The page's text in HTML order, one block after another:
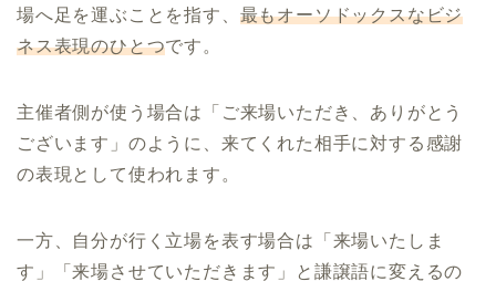
場へ足を運ぶことを指す、 最もオーソドックスなビジ
ネス表現のひとつです。
主催者側が使う場合は「ご来場いただき、ありがとう
ございます」のように、来てくれた相手に対する感謝
の表現として使われます。
一方、自分が行く立場を表す場合は「来場いたしま
す」「来場させていただきます」と謙譲語に変えるの